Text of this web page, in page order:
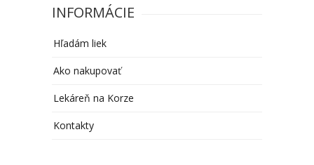
INFORMÁCIE
Hľadám liek
Ako nakupovať
Lekáreň na Korze
Kontakty